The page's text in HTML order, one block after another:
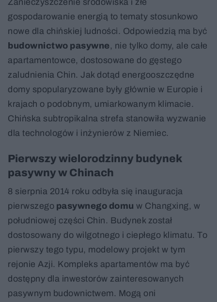
gospodarowanie energią to tematy stosunkowo
nowe dla chińskiej ludności. Odpowiedzią ma być
budownictwo pasywne , nie tylko domy, ale całe
apartamentowce, dostosowane do gęstego
zaludnienia Chin. Jak dotąd energooszczędne
domy spopularyzowane były głównie w Europie i
krajach o podobnym, umiarkowanym klimacie.
Chińska subtropikalna strefa stanowiła wyzwanie
dla technologów i inżynierów z Niemiec.
Pierwszy wielorodzinny budynek
pasywny w Chinach
8 sierpnia 2014 roku odbyła się inauguracja
pierwszego pasywnego domu w Changxing, w
południowej części Chin. Budynek został
dostosowany do wilgotnego i ciepłego klimatu. To
pierwszy tego typu, modelowy projekt w tym
rejonie Azji. Kompleks apartamentów ma być
dostępny dla inwestorów zainteresowanych
pasywnym budownictwem. Mogą oni